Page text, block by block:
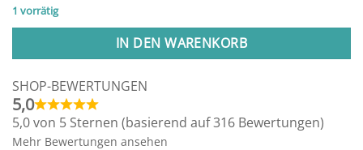
1 vorrätig
IN DEN WARENKORB
SHOP-BEWERTUNGEN
5,0
5,0 von 5 Sternen (basierend auf 316 Bewertungen)
Mehr Bewertungen ansehen